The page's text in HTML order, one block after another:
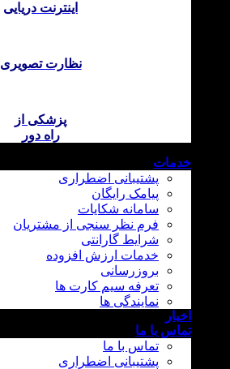
اینترنت دریایی
نظارت تصویری
پزشکی از
راه دور
خدمات
پشتیبانی اضطراری
پیامک رایگان
سامانه شکایات
فرم نظر سنجی از مشتریان
شرایط گارانتی
خدمات ارزش افزوده
بروزرسانی
تعرفه سیم کارت ها
نمایندگی ها
اخبار
تماس با ما
تماس با ما
پشتیبانی اضطراری